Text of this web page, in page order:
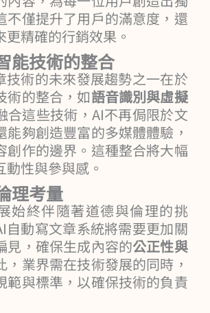
不僅提升了用戶的滿意度，還
更精確的行銷效果。
能技術的整合
技術的未來發展趨勢之一在於
術的整合，如語音識別與虛擬
合這些技術，AI不再侷限於文
能夠創造豐富的多媒體體驗，
創作的邊界。這種整合將大幅
性與參與感。
理考量
始終伴隨著道德與倫理的挑
自動寫文章系統將需要更加關
見，確保生成內容的公正性與
，業界需在技術發展的同時，
範與標準，以確保技術的負責